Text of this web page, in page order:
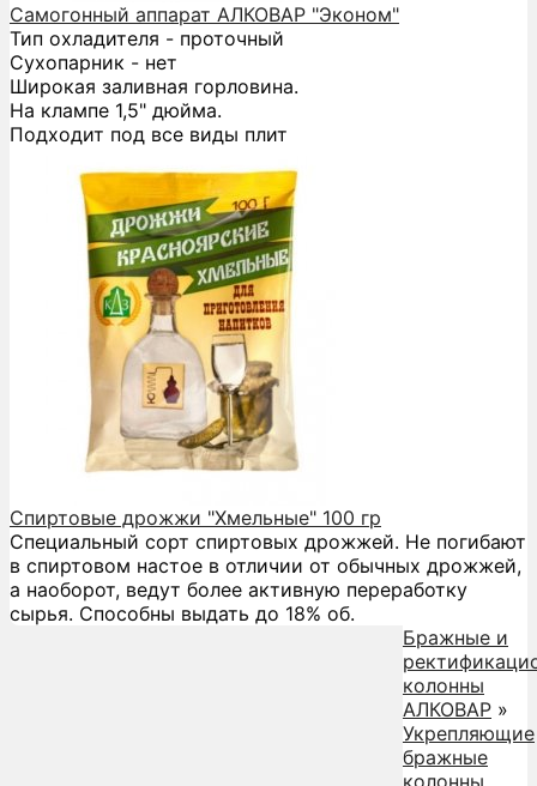
Самогонный аппарат АЛКОВАР "Эконом"
Тип охладителя - проточный
Сухопарник - нет
Широкая заливная горловина.
На клампе 1,5" дюйма.
Подходит под все виды плит
Спиртовые дрожжи "Хмельные" 100 гр
Специальный сорт спиртовых дрожжей. Не погибают
в спиртовом настое в отличии от обычных дрожжей,
а наоборот, ведут более активную переработку
сырья. Способны выдать до 18% об.
Бражные и
колонны
АЛКОВАР »
Укрепляющие
бражные
колонны